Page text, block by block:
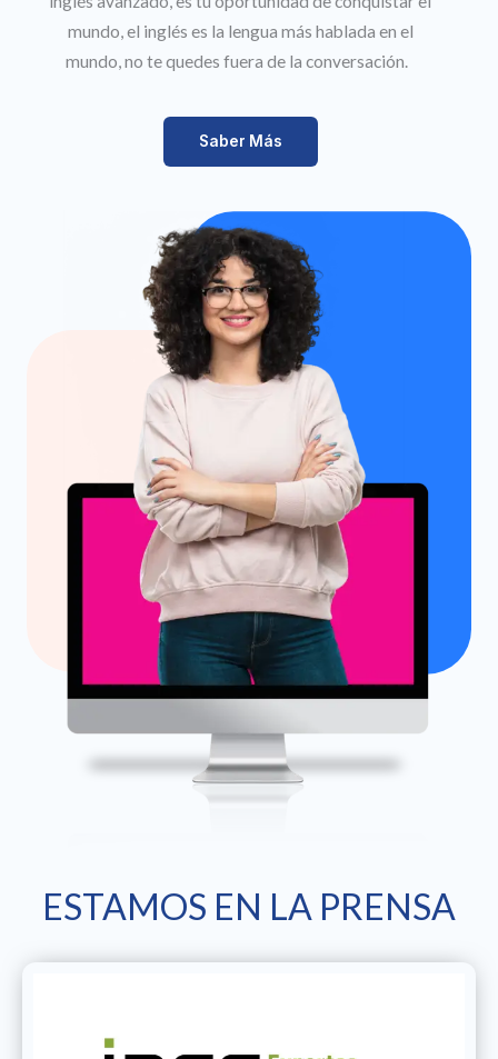
mundo, el inglés es la lengua más hablada en el
mundo, no te quedes fuera de la conversación.
Saber Más
ESTAMOS EN LA PRENSA